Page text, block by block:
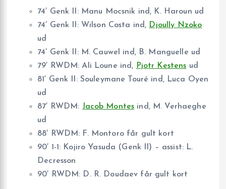
74′ Genk II: Manu Mocsnik ind, K. Haroun ud
74′ Genk II: Wilson Costa ind, Djoully Nzoko
ud
74′ Genk II: M. Cauwel ind, B. Manguelle ud
79′ RWDM: Ali Loune ind, Pjotr Kestens ud
81′ Genk II: Souleymane Touré ind, Luca Oyen
ud
87′ RWDM: Jacob Montes ind, M. Verhaeghe
ud
88′ RWDM: F. Montoro får gult kort
90′ 1-1: Kojiro Yasuda (Genk II) – assist: L.
Decresson
90′ RWDM: D. R. Doudaev får gult kort